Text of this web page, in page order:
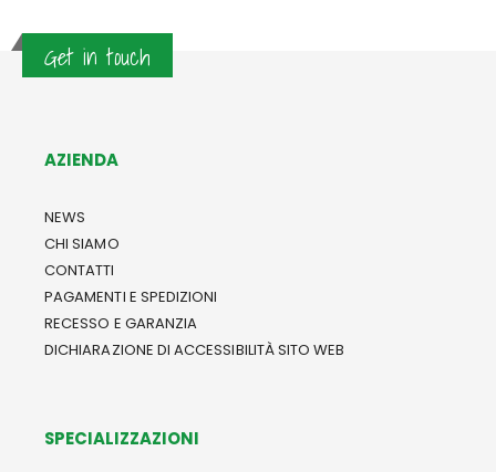
Get in touch
AZIENDA
NEWS
CHI SIAMO
CONTATTI
PAGAMENTI E SPEDIZIONI
RECESSO E GARANZIA
DICHIARAZIONE DI ACCESSIBILITÀ SITO WEB
SPECIALIZZAZIONI